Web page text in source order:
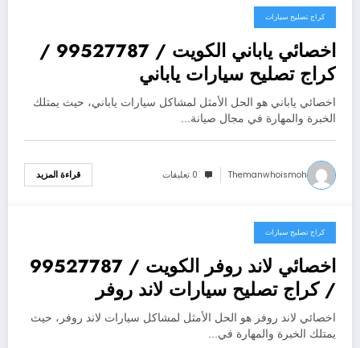
يوليو 25, 2026
كراج تصليح سيارات
اخصائي ياباني الكويت / 99527787 /
كراج تصليح سيارات ياباني
اخصائي ياباني هو الحل الأمثل لمشاكل سيارات ياباني، حيث يمتلك
الخبرة والمهارة في مجال صيانة…
Themanwhoismoh 0 تعليقات قراءة المزيد
يوليو 25, 2026
كراج تصليح سيارات
اخصائي لاند روفر الكويت / 99527787
/ كراج تصليح سيارات لاند روفر
اخصائي لاند روفر هو الحل الأمثل لمشاكل سيارات لاند روفر، حيث
يمتلك الخبرة والمهارة في…